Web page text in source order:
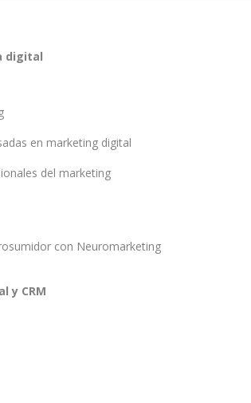
digital
en marketing digital
del marketing
con Neuromarketing
y CRM